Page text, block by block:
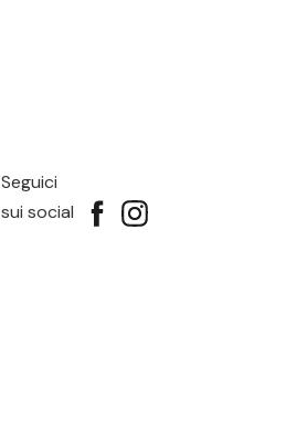
Seguici
sui social